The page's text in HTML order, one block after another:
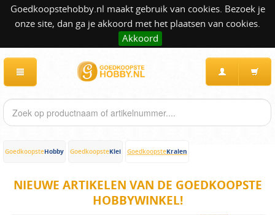
Goedkoopstehobby.nl maakt gebruik van cookies. Bezoek je
onze site, dan ga je akkoord met het plaatsen van cookies.
Akkoord
GoedkoopsteHobby GoedkoopsteKlei GoedkoopsteKralen
NIEUWE ARTIKELEN VAN DE GOEDKOOPSTE
HOBBYWINKEL!